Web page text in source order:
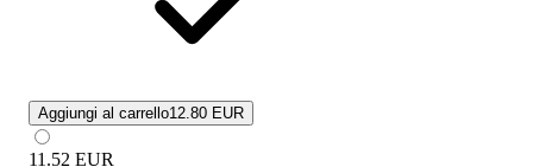
Aggiungi al carrello12.80 EUR
11.52 EUR